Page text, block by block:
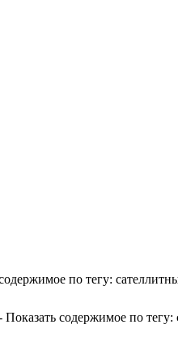
по тегу:
содержимое по тегу: